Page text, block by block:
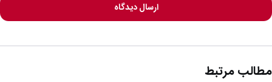
ارسال دیدگاه
مطالب مرتبط